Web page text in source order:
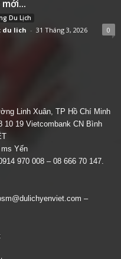
Du Lịch
du lich - 31 Tháng 3, 2026 0
Linh Xuân, TP Hồ Chí Minh
10 19 Vietcombank CN Bình
ms Yến
970 008 – 08 666 70 147.
–